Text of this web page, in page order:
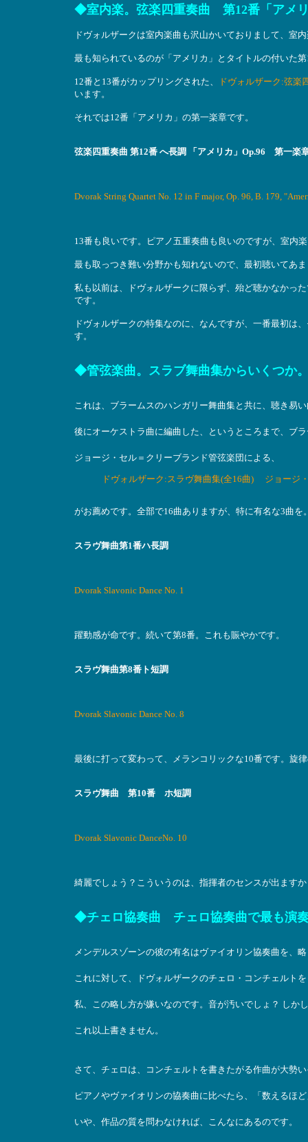
◆室内楽。弦楽四重奏曲 第12番「アメ
ドヴォルザークは室内楽曲も沢山かいておりまして、室
最も知られているのが「アメリカ」とタイトルの付いた
12番と13番がカップリングされた、
ドヴォルザーク:弦楽
います。
それでは12番「アメリカ」の第一楽章です。
弦楽四重奏曲 第12番 へ長調 「アメリカ」Op.96 第一楽
Dvorak String Quartet No. 12 in F major, Op. 96, B. 179,
13番も良いです。ピアノ五重奏曲も良いのですが、室内
最も取っつき難い分野かも知れないので、最初聴いてあ
私も以前は、ドヴォルザークに限らず、殆ど聴かなかっ
です。
ドヴォルザークの特集なのに、なんですが、一番最初は
す。
◆管弦楽曲。スラブ舞曲集からいくつか
これは、ブラームスのハンガリー舞曲集と共に、聴き易
後にオーケストラ曲に編曲した、というところまで、ブ
ジョージ・セル＝クリーブランド管弦楽団による、
ドヴォルザーク:スラヴ舞曲集(全16曲) ジョージ
がお薦めです。全部で16曲ありますが、特に有名な3曲を
スラヴ舞曲第1番ハ長調
Dvorak Slavonic Dance No. 1
躍動感が命です。続いて第8番。これも賑やかです。
スラヴ舞曲第8番ト短調
Dvorak Slavonic Dance No. 8
最後に打って変わって、メランコリックな10番です。旋
スラヴ舞曲 第10番 ホ短調
Dvorak Slavonic DanceNo. 10
綺麗でしょう？こういうのは、指揮者のセンスが出ます
◆チェロ協奏曲 チェロ協奏曲で最も演
メンデルスゾーンの彼の有名はヴァイオリン協奏曲を、
これに対して、ドヴォルザークのチェロ・コンチェルト
私、この略し方が嫌いなのです。音が汚いでしょ？ しか
これ以上書きません。
さて、チェロは、コンチェルトを書きたがる作曲が大勢
ピアノやヴァイオリンの協奏曲に比べたら、「数えるほ
いや、作品の質を問わなければ、こんなにあるのです。